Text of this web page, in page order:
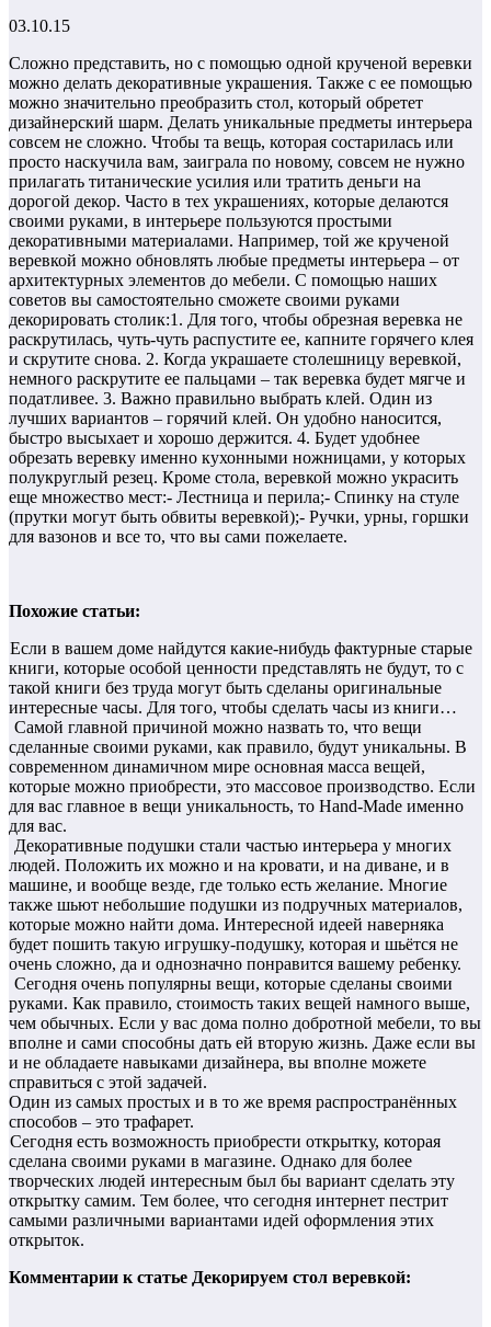
03.10.15
Сложно представить, но с помощью одной крученой веревки
можно делать декоративные украшения. Также с ее помощью
можно значительно преобразить стол, который обретет
дизайнерский шарм. Делать уникальные предметы интерьера
совсем не сложно. Чтобы та вещь, которая состарилась или
просто наскучила вам, заиграла по новому, совсем не нужно
прилагать титанические усилия или тратить деньги на
дорогой декор. Часто в тех украшениях, которые делаются
своими руками, в интерьере пользуются простыми
декоративными материалами. Например, той же крученой
веревкой можно обновлять любые предметы интерьера – от
архитектурных элементов до мебели. С помощью наших
советов вы самостоятельно сможете своими руками
декорировать столик:1. Для того, чтобы обрезная веревка не
раскрутилась, чуть-чуть распустите ее, капните горячего клея
и скрутите снова. 2. Когда украшаете столешницу веревкой,
немного раскрутите ее пальцами – так веревка будет мягче и
податливее. 3. Важно правильно выбрать клей. Один из
лучших вариантов – горячий клей. Он удобно наносится,
быстро высыхает и хорошо держится. 4. Будет удобнее
обрезать веревку именно кухонными ножницами, у которых
полукруглый резец. Кроме стола, веревкой можно украсить
еще множество мест:- Лестница и перила;- Спинку на стуле
(прутки могут быть обвиты веревкой);- Ручки, урны, горшки
для вазонов и все то, что вы сами пожелаете.
Похожие статьи:
Если в вашем доме найдутся какие-нибудь фактурные старые
книги, которые особой ценности представлять не будут, то с
такой книги без труда могут быть сделаны оригинальные
интересные часы. Для того, чтобы сделать часы из книги…
Самой главной причиной можно назвать то, что вещи
сделанные своими руками, как правило, будут уникальны. В
современном динамичном мире основная масса вещей,
которые можно приобрести, это массовое производство. Если
для вас главное в вещи уникальность, то Hand-Made именно
для вас.
Декоративные подушки стали частью интерьера у многих
людей. Положить их можно и на кровати, и на диване, и в
машине, и вообще везде, где только есть желание. Многие
также шьют небольшие подушки из подручных материалов,
которые можно найти дома. Интересной идеей наверняка
будет пошить такую игрушку-подушку, которая и шьётся не
очень сложно, да и однозначно понравится вашему ребенку.
Сегодня очень популярны вещи, которые сделаны своими
руками. Как правило, стоимость таких вещей намного выше,
чем обычных. Если у вас дома полно добротной мебели, то вы
вполне и сами способны дать ей вторую жизнь. Даже если вы
и не обладаете навыками дизайнера, вы вполне можете
справиться с этой задачей.
Один из самых простых и в то же время распространённых
способов – это трафарет.
Сегодня есть возможность приобрести открытку, которая
сделана своими руками в магазине. Однако для более
творческих людей интересным был бы вариант сделать эту
открытку самим. Тем более, что сегодня интернет пестрит
самыми различными вариантами идей оформления этих
открыток.
Комментарии к статье Декорируем стол веревкой: